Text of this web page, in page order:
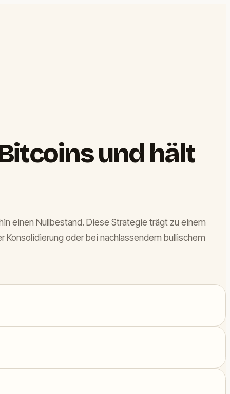
und hält
einen Nullbestand. Diese Strategie trägt zu einem
oder bei nachlassendem bullischem